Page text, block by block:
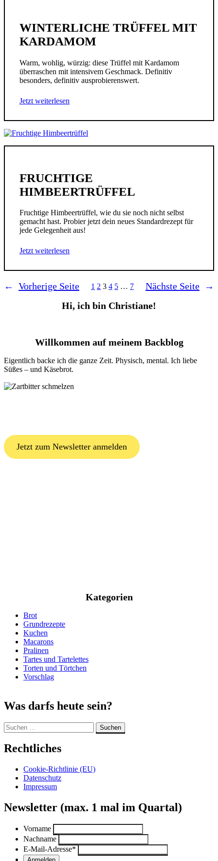
WINTERLICHE TRÜFFEL MIT
KARDAMOM
Warm, wohlig, würzig: diese Trüffel mit Kardamom
überraschen mit intensivem Geschmack. Definitiv
besonders, definitiv ausprobierenswert.
Jetzt weiterlesen
FRUCHTIGE
HIMBEERTRÜFFEL
Fruchtige Himbeertrüffel, wie du sie noch nicht selbst
gemacht hast. Probier jetzt dein neues Standardrezept für
jede Gelegenheit aus!
Jetzt weiterlesen
← Vorherige Seite 1 2 3 4 5 … 7 Nächste Seite
→
Hi, ich bin Christiane!
Willkommen auf meinem Backblog
Eigentlich backe ich die ganze Zeit. Physisch, mental. Ich liebe
Süßes – und Käsebrot.
Jetzt zum Newsletter anmelden
Kategorien
Brot
Grundrezepte
Kuchen
Macarons
Pralinen
Tartes und Tartelettes
Torten und Törtchen
Vorschlag
Was darfs heute sein?
Suchen
nach:
Rechtliches
Cookie-Richtlinie (EU)
Datenschutz
Impressum
Newsletter (max. 1 mal im Quartal)
Vorname
Nachname
E-Mail-Adresse*